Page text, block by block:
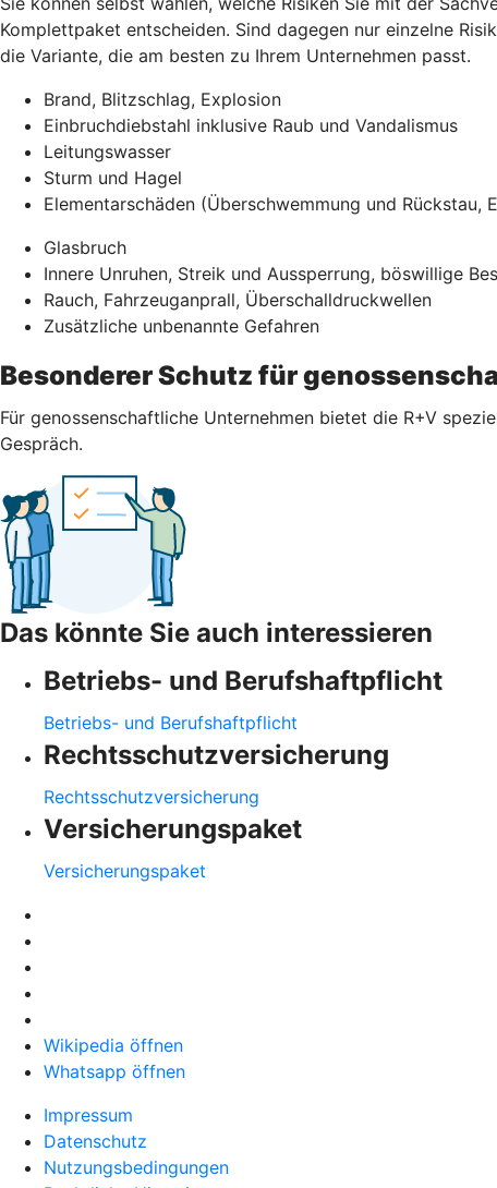
Komplettpaket entscheiden. Sind dagegen nur einzelne
die Variante, die am besten zu Ihrem Unternehmen passt.
Brand, Blitzschlag, Explosion
Einbruchdiebstahl inklusive Raub und Vandalismus
Leitungswasser
Sturm und Hagel
Elementarschäden (Überschwemmung und Rückstau,
Glasbruch
Innere Unruhen, Streik und Aussperrung, böswillige
Rauch, Fahrzeuganprall, Überschalldruckwellen
Zusätzliche unbenannte Gefahren
Besonderer Schutz für
Für genossenschaftliche Unternehmen bietet die R+V
Gespräch.
Das könnte Sie auch interessieren
Betriebs- und Berufshaftpflicht
Betriebs- und Berufshaftpflicht
Rechtsschutzversicherung
Rechtsschutzversicherung
Versicherungspaket
Versicherungspaket
Wikipedia öffnen
Whatsapp öffnen
Impressum
Datenschutz
Nutzungsbedingungen